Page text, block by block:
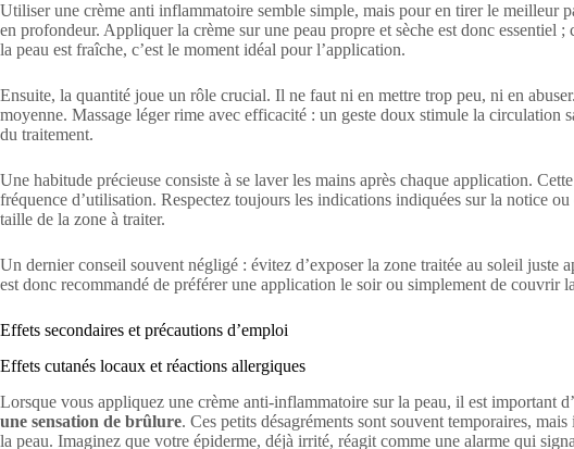
Utiliser une crème anti inflammatoire semble simple, mais pour en tirer le meilleur
en profondeur. Appliquer la crème sur une peau propre et sèche est donc essentiel
la peau est fraîche, c’est le moment idéal pour l’application.
Ensuite, la quantité joue un rôle crucial. Il ne faut ni en mettre trop peu, ni en
moyenne. Massage léger rime avec efficacité : un geste doux stimule la
du traitement.
Une habitude précieuse consiste à se laver les mains après chaque application.
fréquence d’utilisation. Respectez toujours les indications indiquées sur la notice
taille de la zone à traiter.
Un dernier conseil souvent négligé : évitez d’exposer la zone traitée au soleil
est donc recommandé de préférer une application le soir ou simplement de couvrir
Effets secondaires et précautions d’emploi
Effets cutanés locaux et réactions allergiques
Lorsque vous appliquez une crème anti-inflammatoire sur la peau, il est important
une sensation de brûlure. Ces petits désagréments sont souvent temporaires,
la peau. Imaginez que votre épiderme, déjà irrité, réagit comme une alarme qui